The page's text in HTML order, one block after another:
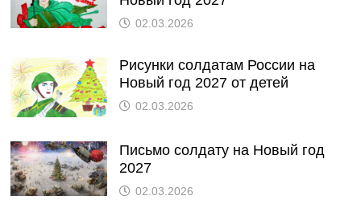
02.03.2026
Рисунки солдатам России на
Новый год 2027 от детей
02.03.2026
Письмо солдату на Новый год
2027
02.03.2026